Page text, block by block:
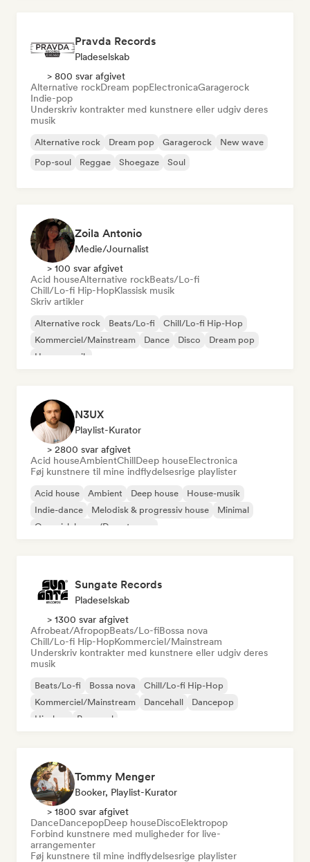
Pravda Records
Pladeselskab
> 800 svar afgivet
Alternative rockDream popElectronicaGaragerock
Indie-pop
Underskriv kontrakter med kunstnere eller udgiv deres
musik
Alternative rock Dream pop Garagerock
New wave
Pop-soul
Reggae Shoegaze Soul
Zoila Antonio
Medie/journalist
> 100 svar afgivet
Acid houseAlternative rockBeats/Lo-fi
Chill/Lo-fi Hip-HopKlassisk musik
Skriv artikler
Alternative rock Beats/Lo-fi
Chill/Lo-fi Hip-Hop
Kommerciel/Mainstream
Dance Disco
Dream pop
House-musik
N3UX
Playlist-Kurator
> 2800 svar afgivet
Acid houseAmbientChillDeep houseElectronica
Føj kunstnere til mine indflydelsesrige playlister
Acid house Ambient Deep house
House-musik
Indie-dance
Melodisk & progressiv house
Minimal
Organisk house/Downtempo
Sungate Records
Pladeselskab
> 1300 svar afgivet
Afrobeat/AfropopBeats/Lo-fiBossa nova
Chill/Lo-fi Hip-HopKommerciel/Mainstream
Underskriv kontrakter med kunstnere eller udgiv deres
musik
Beats/Lo-fi Bossa nova
Chill/Lo-fi Hip-Hop
Kommerciel/Mainstream
Dancehall
Dancepop
Hip-hop
Pop-soul
Tommy Menger
Booker, Playlist-Kurator
> 1800 svar afgivet
DanceDancepopDeep houseDiscoElektropop
Forbind kunstnere med muligheder for live-
arrangementer
Føj kunstnere til mine indflydelsesrige playlister